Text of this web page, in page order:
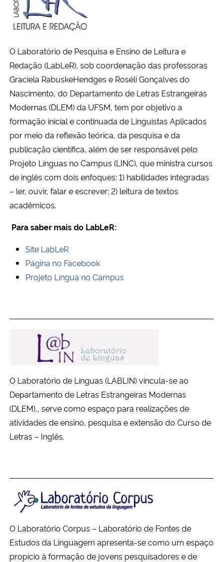
O Laboratório de Pesquisa e Ensino de Leitura e
Redação (LabLeR), sob coordenação das professoras
Graciela RabuskeHendges e Roséli Gonçalves do
Nascimento, do Departamento de Letras Estrangeiras
Modernas (DLEM) da UFSM, tem por objetivo a
formação inicial e continuada de Linguistas Aplicados
por meio da reflexão teórica, da pesquisa e da
publicação científica, além de ser responsável pelo
Projeto Línguas no Campus (LINC), que ministra cursos
de inglês com dois enfoques: 1) habilidades integradas
– ler, ouvir, falar e escrever; 2) leitura de textos
acadêmicos.
Para saber mais do LabLeR:
Site LabLeR
Página no Facebook
Projeto Língua no Campus
O Laboratório de Línguas (LABLIN) vincula-se ao
Departamento de Letras Estrangeiras Modernas
(DLEM),, serve como espaço para realizações de
atividades de ensino, pesquisa e extensão do Curso de
Letras – Inglês.
O Laboratório Corpus – Laboratório de Fontes de
Estudos da Linguagem apresenta-se como um espaço
propício à formação de jovens pesquisadores e de